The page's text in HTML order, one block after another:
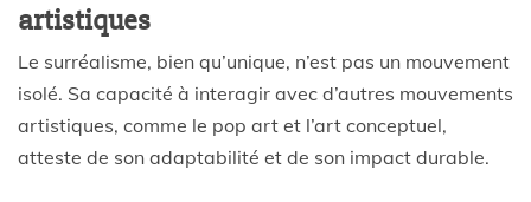
artistiques
Le surréalisme, bien qu’unique, n’est pas un mouvement
isolé. Sa capacité à interagir avec d’autres mouvements
artistiques, comme le pop art et l’art conceptuel,
atteste de son adaptabilité et de son impact durable.